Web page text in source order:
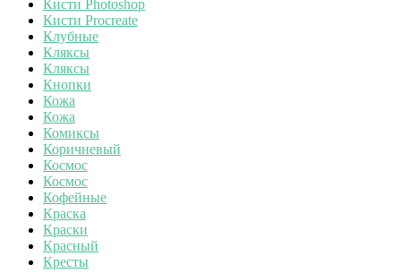
Кисти Photoshop
Кисти Procreate
Клубные
Кляксы
Кляксы
Кнопки
Кожа
Кожа
Комиксы
Коричневый
Космос
Космос
Кофейные
Краска
Краски
Красный
Кресты